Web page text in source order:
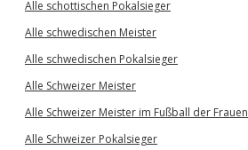
Alle schottischen Pokalsieger
Alle schwedischen Meister
Alle schwedischen Pokalsieger
Alle Schweizer Meister
Alle Schweizer Meister im Fußball der Frauen
Alle Schweizer Pokalsieger